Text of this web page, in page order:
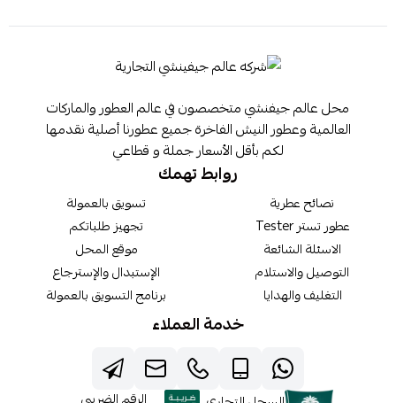
محل عالم جيفنشي متخصصون في عالم العطور والماركات
العالمية وعطور النيش الفاخرة جميع عطورنا أصلية نقدمها
لكم بأقل الأسعار جملة و قطاعي
روابط تهمك
نصائح عطرية
عطور تستر Tester
الاسئلة الشائعة
التوصيل والاستلام
التغليف والهدايا
تسويق بالعمولة
تجهيز طلباتكم
موقع المحل
الإستبدال والإسترجاع
برنامج التسويق بالعمولة
خدمة العملاء